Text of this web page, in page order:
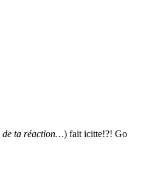
de ta réaction…) fait icitte!?! Go